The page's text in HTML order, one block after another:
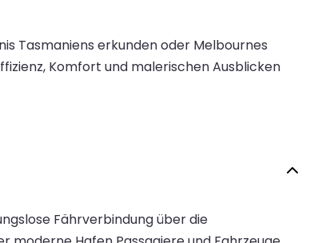
Tasmaniens erkunden oder Melbournes
Komfort und malerischen Ausblicken
Fährverbindung über die